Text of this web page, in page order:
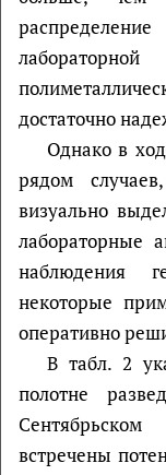
достаточно
Однако в
рядом
визуально
лабораторные
наблюдения
некоторые
оперативно
В табл. 2
полотне
встречены